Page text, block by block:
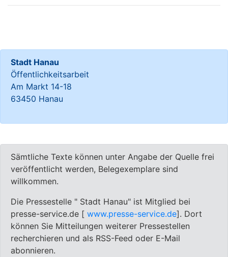
Stadt Hanau
Öffentlichkeitsarbeit
Am Markt 14-18
63450 Hanau
Sämtliche Texte können unter Angabe der Quelle frei
veröffentlicht werden, Belegexemplare sind
willkommen.
Die Pressestelle " Stadt Hanau" ist Mitglied bei
presse-service.de [ www.presse-service.de]. Dort
können Sie Mitteilungen weiterer Pressestellen
recherchieren und als RSS-Feed oder E-Mail
abonnieren.